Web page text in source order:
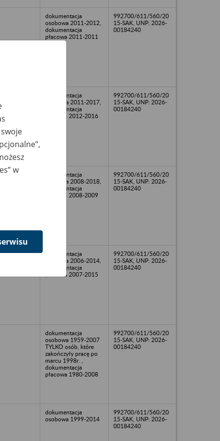
dokumentacja
osobowa 2011-2012,
dokumentacja
płacowa 2011-2011
992700/611/560/20
15-SAK, UNP: 2026-
00184240
dokumentacja
osobowa 2011-2017,
dokumentacja
płacowa 2012-2016
992700/611/560/20
15-SAK, UNP: 2026-
00184240
dokumentacja
osobowa 2008-2018,
dokumentacja
płacowa 2008-2009
992700/611/560/20
15-SAK, UNP: 2026-
00184240
dokumentacja
osobowa 2006-2014,
dokumentacja
płacowa 2007-2015
992700/611/560/20
15-SAK, UNP: 2026-
00184240
dokumentacja
osobowa 1959-2007
TYLKO osób, które
zakończyły pracę po
marcu 1998r. ,
dokumentacja
płacowa 1980-2008
992700/611/560/20
15-SAK, UNP: 2026-
00184240
dokumentacja
osobowa 1999-2014
992700/611/560/20
15-SAK, UNP: 2026-
00184240
w